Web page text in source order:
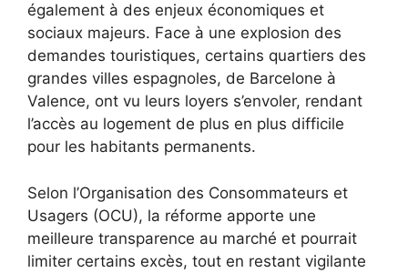
également à des enjeux économiques et
sociaux majeurs. Face à une explosion des
demandes touristiques, certains quartiers des
grandes villes espagnoles, de Barcelone à
Valence, ont vu leurs loyers s’envoler, rendant
l’accès au logement de plus en plus difficile
pour les habitants permanents.
Selon l’Organisation des Consommateurs et
Usagers (OCU), la réforme apporte une
meilleure transparence au marché et pourrait
limiter certains excès, tout en restant vigilante